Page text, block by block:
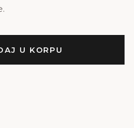
U KORPU